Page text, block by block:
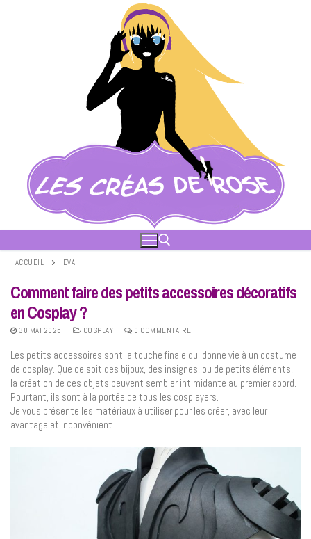
Rechercher :
ACCUEIL EVA
Comment faire des petits accessoires décoratifs
en Cosplay ?
30 MAI 2025 COSPLAY 0 COMMENTAIRE
Les petits accessoires sont la touche finale qui donne vie à un costume
de cosplay. Que ce soit des bijoux, des insignes, ou de petits éléments,
la création de ces objets peuvent sembler intimidante au premier abord.
Pourtant, ils sont à la portée de tous les cosplayers.
Je vous présente les matériaux à utiliser pour les créer, avec leur
avantage et inconvénient.